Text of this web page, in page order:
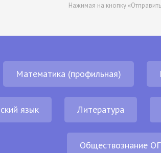
Нажимая на кнопку
Математика (профильная)
язык Литература
Обществознание